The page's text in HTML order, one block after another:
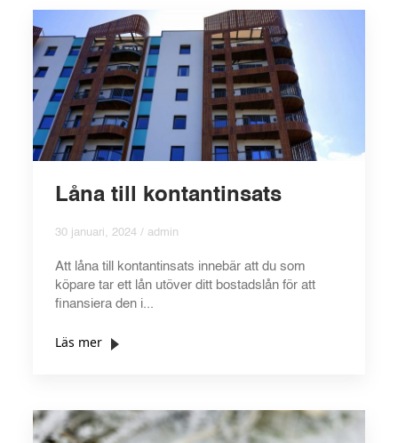
Låna till kontantinsats
30 januari, 2024 / admin
Att låna till kontantinsats innebär att du som
köpare tar ett lån utöver ditt bostadslån för att
finansiera den i...
Läs mer